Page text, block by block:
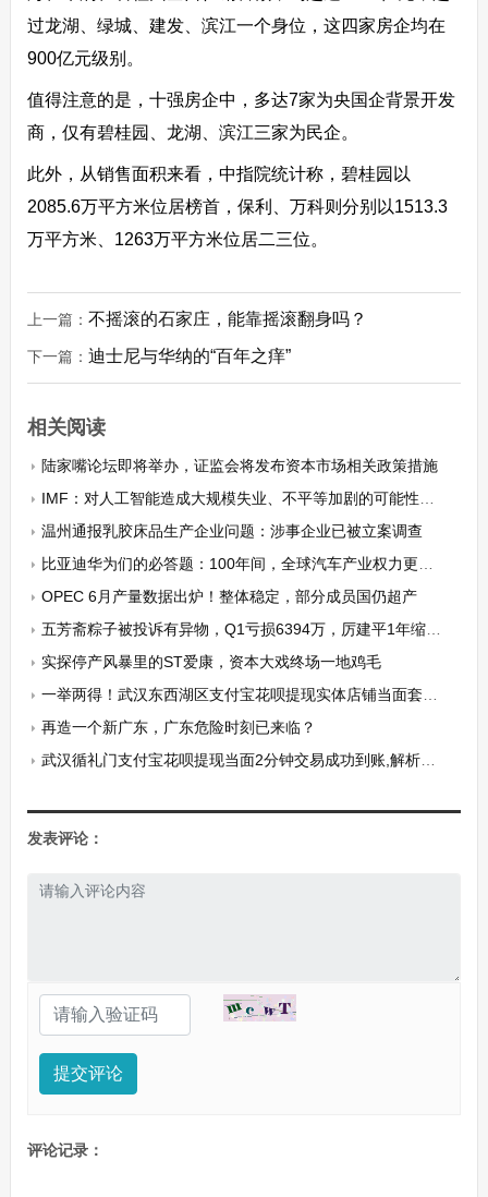
过龙湖、绿城、建发、滨江一个身位，这四家房企均在
900亿元级别。
值得注意的是，十强房企中，多达7家为央国企背景开发
商，仅有碧桂园、龙湖、滨江三家为民企。
此外，从销售面积来看，中指院统计称，碧桂园以
2085.6万平方米位居榜首，保利、万科则分别以1513.3
万平方米、1263万平方米位居二三位。
上一篇： 不摇滚的石家庄，能靠摇滚翻身吗？
下一篇： 迪士尼与华纳的“百年之痒”
相关阅读
陆家嘴论坛即将举办，证监会将发布资本市场相关政策措施
IMF：对人工智能造成大规模失业、不平等加剧的可能性深感担忧
温州通报乳胶床品生产企业问题：涉事企业已被立案调查
比亚迪华为们的必答题：100年间，全球汽车产业权力更迭的3个秘密
OPEC 6月产量数据出炉！整体稳定，部分成员国仍超产
五芳斋粽子被投诉有异物，Q1亏损6394万，厉建平1年缩减77家门店
实探停产风暴里的ST爱康，资本大戏终场一地鸡毛
一举两得！武汉东西湖区支付宝花呗提现实体店铺当面套四分钟交易成功到账（网友已测试靠谱）
再造一个新广东，广东危险时刻已来临？
武汉循礼门支付宝花呗提现当面2分钟交易成功到账,解析以下是10种操作细节(网友已测试）
发表评论：
提交评论
评论记录：